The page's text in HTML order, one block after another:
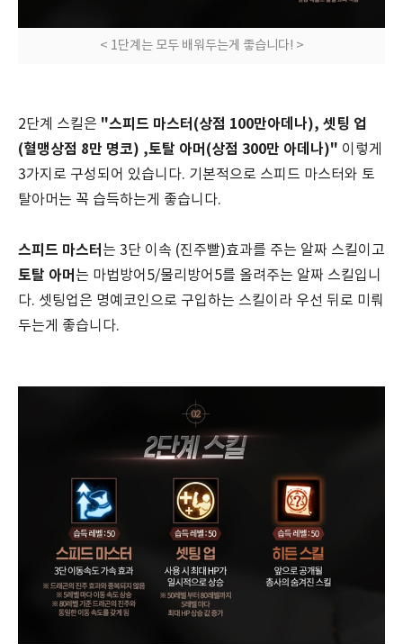
< 1단계는 모두 배워두는게 좋습니다! >
2단계 스킬은 "스피드 마스터(상점 100만아데나), 셋팅 업
(혈맹상점 8만 명코) ,토탈 아머(상점 300만 아데나)" 이렇게
3가지로 구성되어 있습니다. 기본적으로 스피드 마스터와 토
탈아머는 꼭 습득하는게 좋습니다.
스피드 마스터 는 3단 이속 (진주빨)효과를 주는 알짜 스킬이고
토탈 아머 는 마법방어5/물리방어5를 올려주는 알짜 스킬입니
다. 셋팅업은 명예코인으로 구입하는 스킬이라 우선 뒤로 미뤄
두는게 좋습니다.